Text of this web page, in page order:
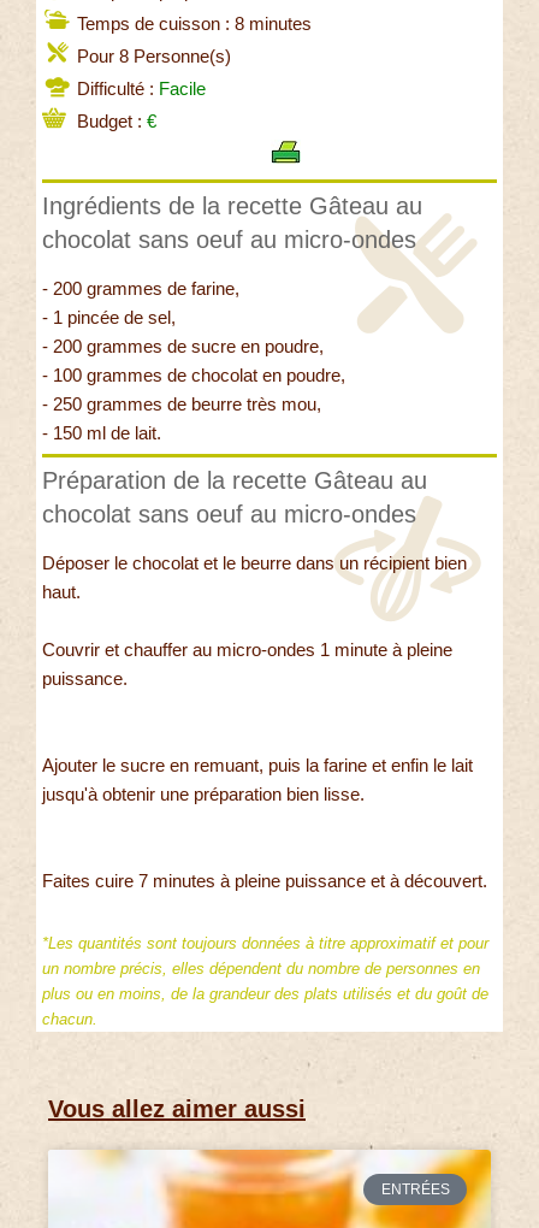
Temps de cuisson : 8 minutes
Pour 8 Personne(s)
Difficulté : Facile
Budget : €
Ingrédients de la recette Gâteau au
chocolat sans oeuf au micro-ondes
- 200 grammes de farine,
- 1 pincée de sel,
- 200 grammes de sucre en poudre,
- 100 grammes de chocolat en poudre,
- 250 grammes de beurre très mou,
- 150 ml de lait.
Préparation de la recette Gâteau au
chocolat sans oeuf au micro-ondes
Déposer le chocolat et le beurre dans un récipient bien
haut.
Couvrir et chauffer au micro-ondes 1 minute à pleine
puissance.
Ajouter le sucre en remuant, puis la farine et enfin le lait
jusqu'à obtenir une préparation bien lisse.
Faites cuire 7 minutes à pleine puissance et à découvert.
*Les quantités sont toujours données à titre approximatif et pour
un nombre précis, elles dépendent du nombre de personnes en
plus ou en moins, de la grandeur des plats utilisés et du goût de
chacun.
Vous allez aimer aussi
ENTRÉES